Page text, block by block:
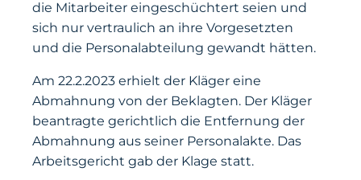
die Mitarbeiter eingeschüchtert seien und
sich nur vertraulich an ihre Vorgesetzten
und die Personalabteilung gewandt hätten.
Am 22.2.2023 erhielt der Kläger eine
Abmahnung von der Beklagten. Der Kläger
beantragte gerichtlich die Entfernung der
Abmahnung aus seiner Personalakte. Das
Arbeitsgericht gab der Klage statt.